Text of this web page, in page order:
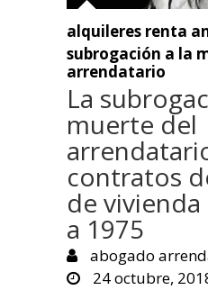
alquileres renta
subrogación a la
arrendatario
La
muerte del
contratos
de
a 1975
abogado
24 octubre,